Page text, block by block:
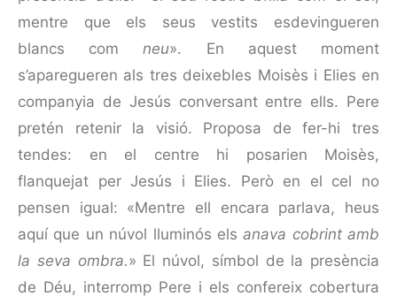
mentre que els seus vestits esde­vin­gueren
blancs comneu». En aquest moment
s’aparegueren als tres deixebles Moisès i Elies en
companyia de Jesús conversant entre ells. Pere
pretén retenir la visió. Proposa de fer-hi tres
tendes: en el centre hi posarien Moisès,
flanquejat per Jesús i Elies. Però en el cel no
pensen igual: «Mentre ell encara parlava, heus
aquí que un núvol lluminós elsanava cobrint amb
la seva ombra.» El núvol, símbol de la presència
de Déu, interromp Pere i els confereix cobertura